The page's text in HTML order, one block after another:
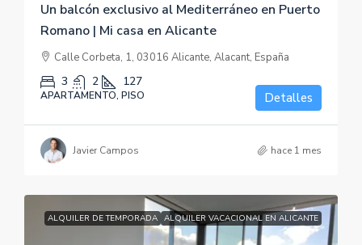
Un balcón exclusivo al Mediterráneo en Puerto
Romano | Mi casa en Alicante
Calle Corbeta, 1, 03016 Alicante, Alacant, España
3 2 127
APARTAMENTO, PISO Detalles
Javier Campos hace 1 mes
ALQUILER DE TEMPORADA ALQUILER VACACIONAL EN ALICANTE